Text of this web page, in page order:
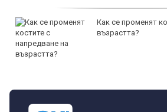
Как се променят
възрастта?